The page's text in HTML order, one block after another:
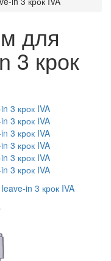
для
3 крок